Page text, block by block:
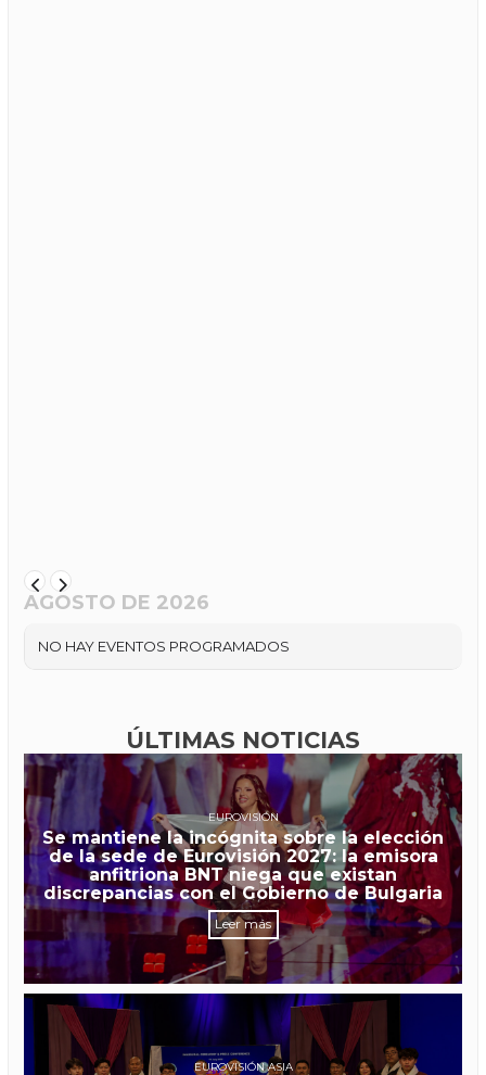
AGOSTO DE 2026
NO HAY EVENTOS PROGRAMADOS
ÚLTIMAS NOTICIAS
EUROVISIÓN
Se mantiene la incógnita sobre la elección
de la sede de Eurovisión 2027: la emisora
anfitriona BNT niega que existan
discrepancias con el Gobierno de Bulgaria
Leer más
EUROVISIÓN ASIA